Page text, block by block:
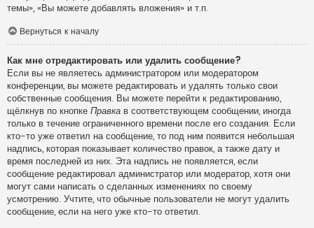
темы», «Вы можете добавлять вложения» и т.п.
Вернуться к началу
Как мне отредактировать или удалить сообщение?
Если вы не являетесь администратором или модератором
конференции, вы можете редактировать и удалять только свои
собственные сообщения. Вы можете перейти к редактированию,
щёлкнув по кнопке Правка в соответствующем сообщении, иногда
только в течение ограниченного времени после его создания. Если
кто-то уже ответил на сообщение, то под ним появится небольшая
надпись, которая показывает количество правок, а также дату и
время последней из них. Эта надпись не появляется, если
сообщение редактировал администратор или модератор, хотя они
могут сами написать о сделанных изменениях по своему
усмотрению. Учтите, что обычные пользователи не могут удалить
сообщение, если на него уже кто-то ответил.